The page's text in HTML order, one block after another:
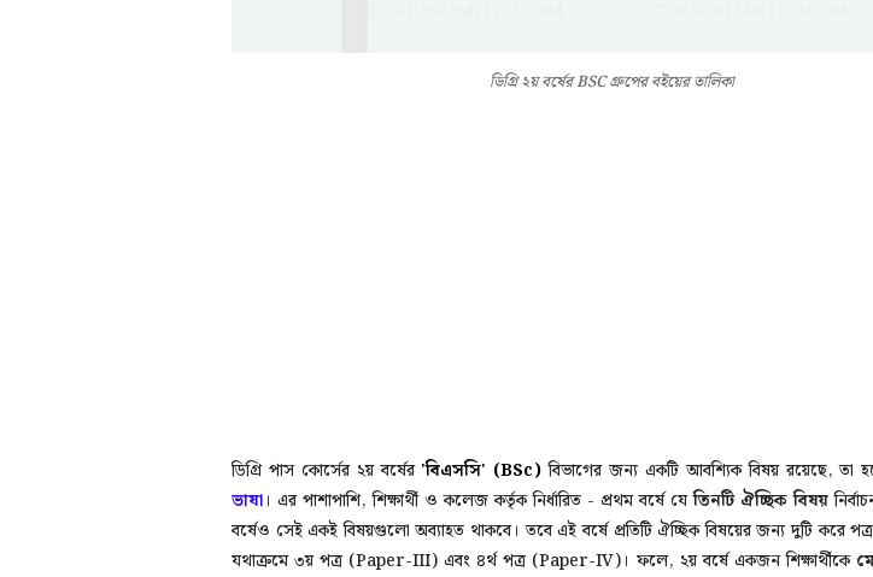
ডিগ্রি ২য় বর্ষের BSC গ্রুপের বইয়ের তালিকা
ডিগ্রি পাস কোর্সের ২য় বর্ষের 'বিএসসি' (BSc) বিভাগের জন্য একটি আবশ্যিক বিষয় রয়েছে, তা
ভাষা। এর পাশাপাশি, শিক্ষার্থী ও কলেজ কর্তৃক নির্ধারিত - প্রথম বর্ষেযেতিনটি ঐচ্ছিক বিষয়
বর্ষেও সেই একই বিষয়গুলো অব্যাহত থাকবে। তবে এই বর্ষে প্রতিটি ঐচ্ছিক বিষয়ের জন্য দুটি করে পত্র
যথাক্রমে ৩য় পত্র (Paper-III) এবং ৪র্থ পত্র (Paper-IV)। ফলে, ২য় বর্ষে একজন শিক্ষার্থীকে